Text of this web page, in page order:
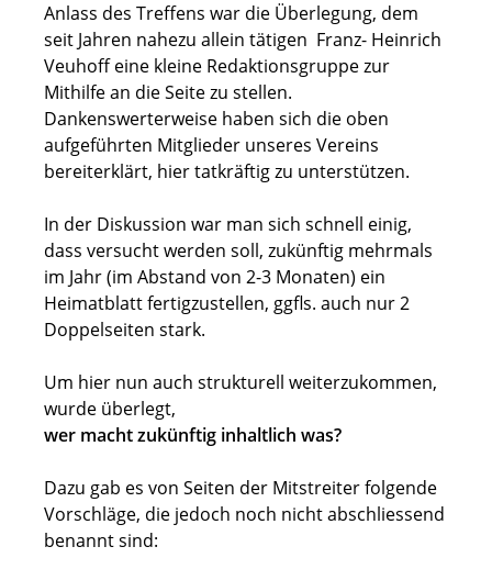
Anlass des Treffens war die Überlegung, dem
seit Jahren nahezu allein tätigen Franz- Heinrich
Veuhoff eine kleine Redaktionsgruppe zur
Mithilfe an die Seite zu stellen.
Dankenswerterweise haben sich die oben
aufgeführten Mitglieder unseres Vereins
bereiterklärt, hier tatkräftig zu unterstützen.
In der Diskussion war man sich schnell einig,
dass versucht werden soll, zukünftig mehrmals
im Jahr (im Abstand von 2-3 Monaten) ein
Heimatblatt fertigzustellen, ggfls. auch nur 2
Doppelseiten stark.
Um hier nun auch strukturell weiterzukommen,
wurde überlegt,
wer macht zukünftig inhaltlich was?
Dazu gab es von Seiten der Mitstreiter folgende
Vorschläge, die jedoch noch nicht abschliessend
benannt sind: